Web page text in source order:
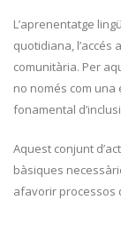
L’aprenentatge
quotidiana, l’accés
comunitària. Per
no només com
fonamental
Aquest conjunt
bàsiques
afavorir processos